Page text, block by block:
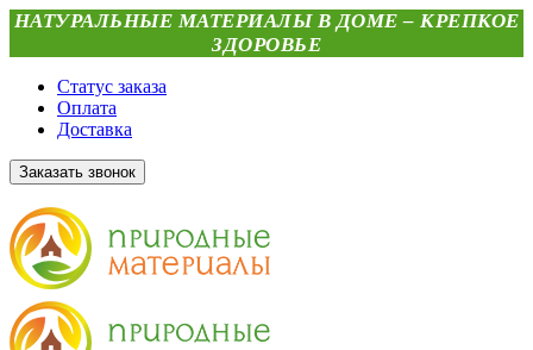
НАТУРАЛЬНЫЕ МАТЕРИАЛЫ В ДОМЕ – КРЕПКОЕ
ЗДОРОВЬЕ
Статус заказа
Оплата
Доставка
Заказать звонок